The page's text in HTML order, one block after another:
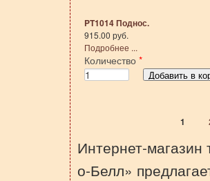
PT1014 Поднос.
915.00 руб.
Подробнее ...
Количество *
1
Интернет-магазин
о-Белл»